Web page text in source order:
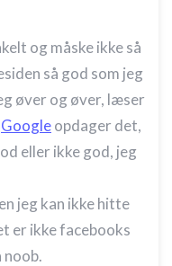
og måske ikke så
så god som jeg
øver og øver, læser
Googleopdager det,
eller ikke god, jeg
jeg kan ikke hitte
er ikke facebooks
noob.